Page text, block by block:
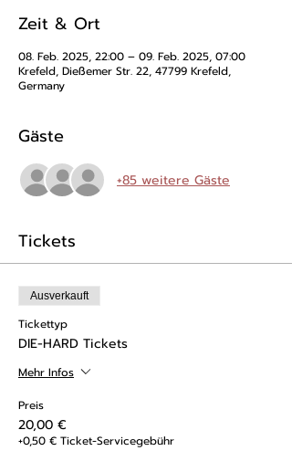
Zeit & Ort
08. Feb. 2025, 22:00 – 09. Feb. 2025, 07:00
Krefeld, Dießemer Str. 22, 47799 Krefeld,
Germany
Gäste
+85 weitere Gäste
Tickets
Ausverkauft
Tickettyp
DIE-HARD Tickets
Mehr Infos
Preis
20,00 €
+0,50 € Ticket-Servicegebühr